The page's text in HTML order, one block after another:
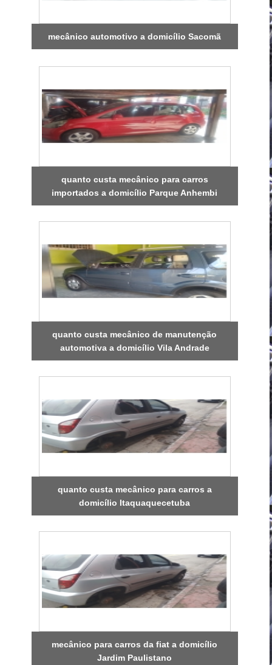
mecânico automotivo a domicílio Sacomã
quanto custa mecânico para carros
importados a domicílio Parque Anhembi
quanto custa mecânico de manutenção
automotiva a domicílio Vila Andrade
quanto custa mecânico para carros a
domicílio Itaquaquecetuba
mecânico para carros da fiat a domicílio
Jardim Paulistano